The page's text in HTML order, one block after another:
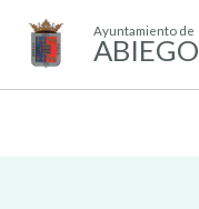
Ayuntamiento de
ABIEGO